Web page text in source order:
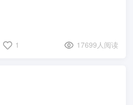
1 17699人阅读